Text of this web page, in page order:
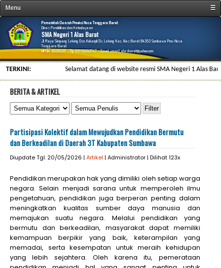
Menu
☰
Home
Profil
PTK
Pendidikan
Ekstrakurikuler
Galeri & File
Link
Kontak
E-Learning
Pemerintah Daerah Provinsi Nusa Tenggara Barat
Dinas Pendidikan dan Kebudayaan
SMA Negeri 1 Alas Barat
Jl. Raya Simpang Lekong Dsn. Kokarpit Ds. Lekong Kec. Alas Barat 84353 Sumbawa Prov. Nusa
Tenggara Barat
NPSN: 50205317 - Tlp. 03729293747 / Email. sman1_alasbarat@yahoo.com
TERKINI: Selamat datang di website resmi SMA Negeri 1 Alas
BERITA & ARTIKEL
Partisipasi Kolektif dalam Mewujudkan Pendidikan Bermutu
dan Berkeadilan di Daerah 3T Kabupaten Sumbawa
Diupdate Tgl. 20/05/2026 | Artikel | Administrator | Dilihat 123x
Pendidikan merupakan hak yang dimiliki oleh setiap warga
negara. Selain menjadi sarana untuk memperoleh ilmu
pengetahuan, pendidikan juga berperan penting dalam
meningkatkan kualitas sumber daya manusia dan
memajukan suatu negara. Melalui pendidikan yang
bermutu dan berkeadilan, masyarakat dapat memiliki
kemampuan berpikir yang baik, keterampilan yang
memadai, serta kesempatan untuk meraih kehidupan
yang lebih sejahtera. Oleh karena itu, pemerataan